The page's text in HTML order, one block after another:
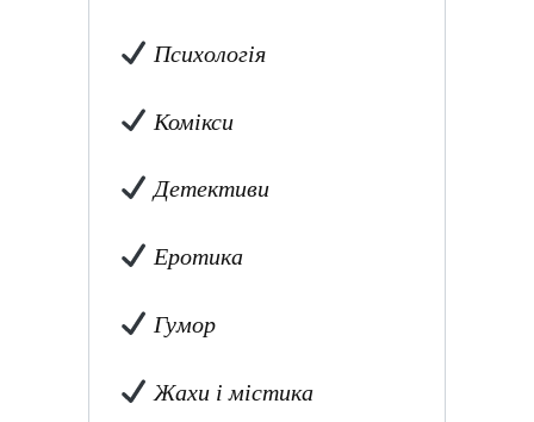
Психологія
Комікси
Детективи
Еротика
Гумор
Жахи і містика